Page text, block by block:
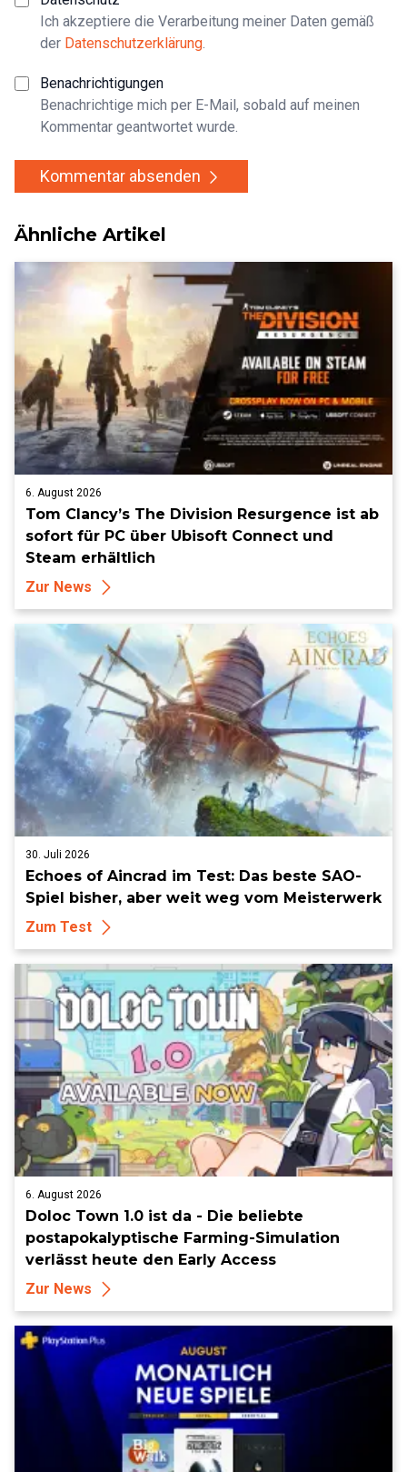
Ich akzeptiere die Verarbeitung meiner Daten gemäß
der Datenschutzerklärung.
Benachrichtigungen
Benachrichtige mich per E-Mail, sobald auf meinen
Kommentar geantwortet wurde.
Kommentar absenden
Ähnliche Artikel
6. August 2026
Tom Clancy’s The Division Resurgence ist ab
sofort für PC über Ubisoft Connect und
Steam erhältlich
Zur News
30. Juli 2026
Echoes of Aincrad im Test: Das beste SAO-
Spiel bisher, aber weit weg vom Meisterwerk
Zum Test
6. August 2026
Doloc Town 1.0 ist da - Die beliebte
postapokalyptische Farming-Simulation
verlässt heute den Early Access
Zur News